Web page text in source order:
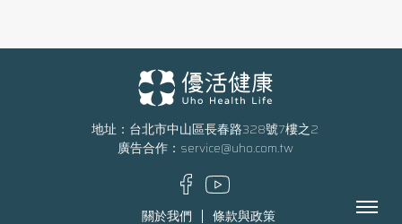
地址：台北市中山區長春路328號7樓之2
廣告合作： service@uho.com.tw
關於我們 條款與政策 Menu